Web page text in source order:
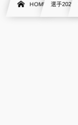
HOME 選手2022